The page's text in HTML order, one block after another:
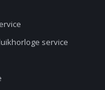
service